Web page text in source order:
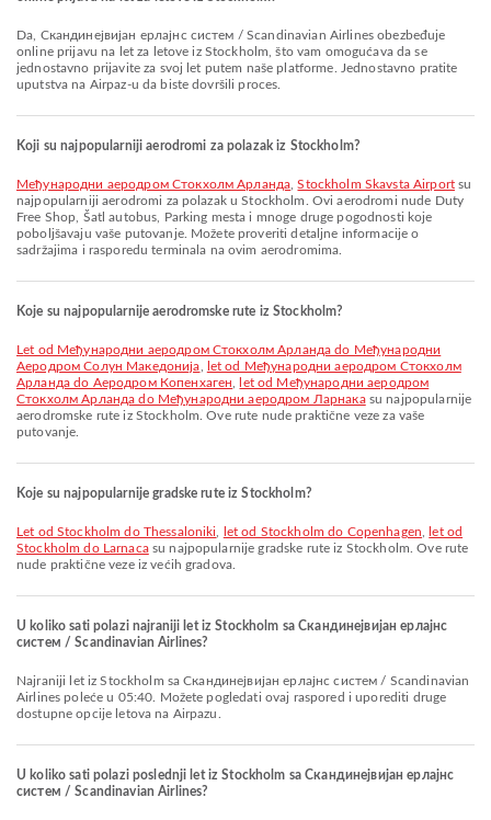
Da, Скандинејвијан ерлајнс систем / Scandinavian Airlines obezbeđuje
online prijavu na let za letove iz Stockholm, što vam omogućava da se
jednostavno prijavite za svoj let putem naše platforme. Jednostavno pratite
uputstva na Airpaz-u da biste dovršili proces.
Koji su najpopularniji aerodromi za polazak iz Stockholm?
Међународни аеродром Стокхолм Арланда ,Stockholm Skavsta Airportsu
najpopularniji aerodromi za polazak u Stockholm. Ovi aerodromi nude Duty
Free Shop, Šatl autobus, Parking mesta i mnoge druge pogodnosti koje
poboljšavaju vaše putovanje. Možete proveriti detaljne informacije o
sadržajima i rasporedu terminala na ovim aerodromima.
Koje su najpopularnije aerodromske rute iz Stockholm?
let od Међународни аеродром Стокхолм Арланда do Међународни
Аеродром Солун Македонија
let od Међународни аеродром Стокхолм
Арланда do Аеродром Копенхаген
let od Међународни аеродром
Стокхолм Арланда do Међународни аеродром Ларнакаsu najpopularnije
aerodromske rute iz Stockholm. Ove rute nude praktične veze za vaše
putovanje.
Koje su najpopularnije gradske rute iz Stockholm?
let od Stockholm do Thessaloniki let od Stockholm do Copenhagen
let od
Stockholm do Larnacasu najpopularnije gradske rute iz Stockholm. Ove rute
nude praktične veze iz većih gradova.
U koliko sati polazi najraniji let iz Stockholm sa Скандинејвијан ерлајнс
систем / Scandinavian Airlines?
Najraniji let iz Stockholm sa Скандинејвијан ерлајнс систем / Scandinavian
Airlines poleće u 05:40. Možete pogledati ovaj raspored i uporediti druge
dostupne opcije letova na Airpazu.
U koliko sati polazi poslednji let iz Stockholm sa Скандинејвијан ерлајнс
систем / Scandinavian Airlines?